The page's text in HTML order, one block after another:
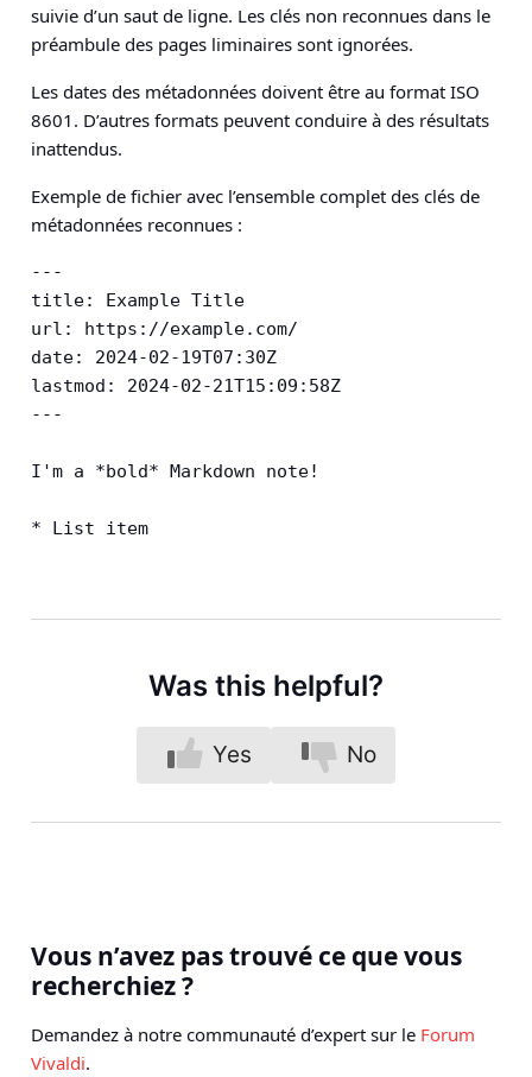
suivie d’un saut de ligne. Les clés non reconnues dans le
préambule des pages liminaires sont ignorées.
Les dates des métadonnées doivent être au format ISO
8601. D’autres formats peuvent conduire à des résultats
inattendus.
Exemple de fichier avec l’ensemble complet des clés de
métadonnées reconnues :
---
title: Example Title
url: https://example.com/
date: 2024-02-19T07:30Z
lastmod: 2024-02-21T15:09:58Z
---
I'm a *bold* Markdown note!
* List item
Was this helpful?
Yes No
Vous n’avez pas trouvé ce que vous
recherchiez ?
Demandez à notre communauté d’expert sur le Forum
Vivaldi.